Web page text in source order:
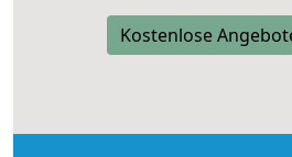
Kostenlose